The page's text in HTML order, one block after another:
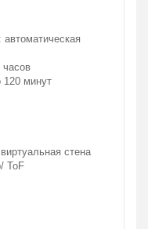
автоматическая
часов
120 минут
стена
ToF